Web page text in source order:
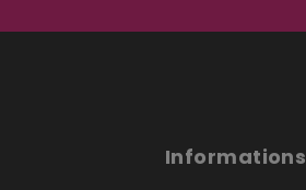
Informations